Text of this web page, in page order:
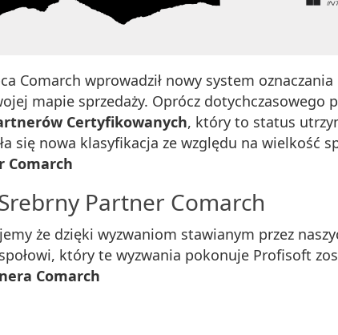
Comarch wprowadził nowy system
mapie sprzedaży. Oprócz dotychczasowego
Certyfikowanych, który to status
się nowa klasyfikacja ze względu na wielkość
Comarch
Partner Comarch
że dzięki wyzwaniom stawianym przez
który te wyzwania pokonuje Profisoft
Comarch